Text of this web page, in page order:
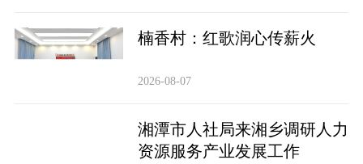
楠香村：红歌润心传薪火
2026-08-07
湘潭市人社局来湘乡调研人力
资源服务产业发展工作